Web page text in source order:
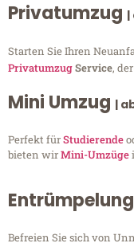
Privatumzug |
Starten Sie Ihren
PrivatumzugService,
Mini Umzug |
Perfekt fürStudierende
bieten wirMini-Umzüge
Entrümpelung
Befreien Sie sich von